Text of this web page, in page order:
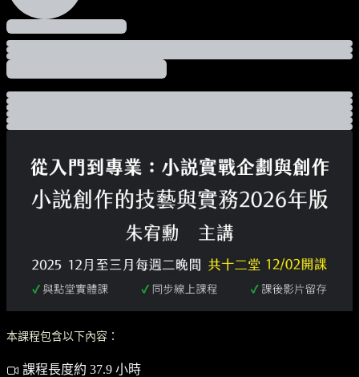
本課程包含以下內容：
課程長度約 37.9 小時